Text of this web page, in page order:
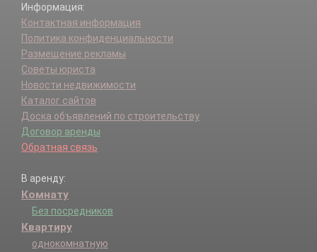
Информация:
Контактная информация
Политика конфиденциальности
Размещение рекламы
Советы юриста
Новости недвижимости
Каталог сайтов
Доска объявлений по строительству
Договор аренды
Обратная связь
В аренду:
Комнату
Без посредников
Квартиру
однокомнатную